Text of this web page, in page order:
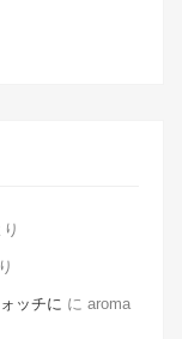
ッチに に aroma